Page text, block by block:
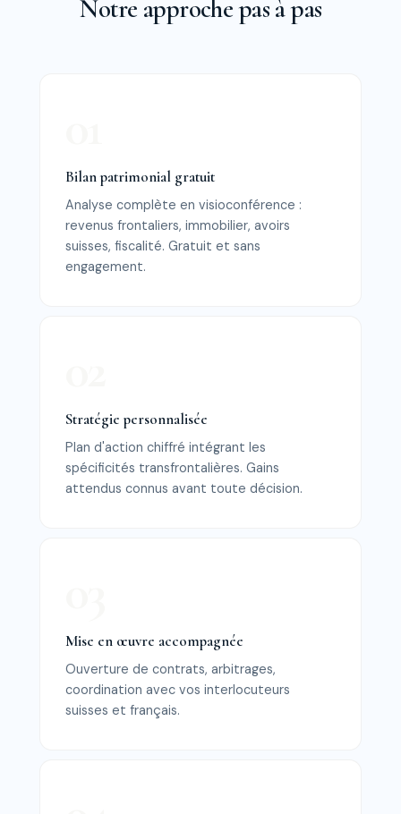
Notre approche pas à pas
Bilan patrimonial gratuit
Analyse complète en visioconférence :
revenus frontaliers, immobilier, avoirs
suisses, fiscalité. Gratuit et sans
engagement.
Stratégie personnalisée
Plan d'action chiffré intégrant les
spécificités transfrontalières. Gains
attendus connus avant toute décision.
Mise en œuvre accompagnée
Ouverture de contrats, arbitrages,
coordination avec vos interlocuteurs
suisses et français.